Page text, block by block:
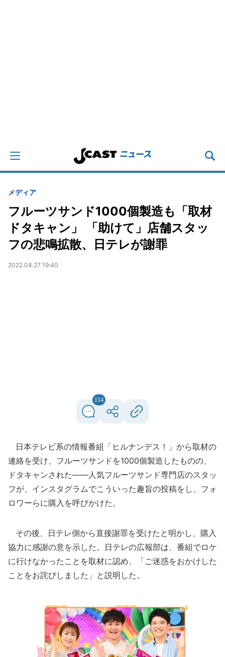
メディア
フルーツサンド1000個製造も「取材
ドタキャン」 「助けて」店舗スタッ
フの悲鳴拡散、日テレが謝罪
2022.04.27 19:40
114
日本テレビ系の情報番組「ヒルナンデス！」から取材の
連絡を受け、フルーツサンドを1000個製造したものの、
ドタキャンされた――人気フルーツサンド専門店のスタッ
フが、インスタグラムでこういった趣旨の投稿をし、フォ
ロワーらに購入を呼びかけた。
その後、日テレ側から直接謝罪を受けたと明かし、購入
協力に感謝の意を示した。日テレの広報部は、番組でロケ
に行けなかったことを取材に認め、「ご迷惑をおかけした
ことをお詫びしました」と説明した。